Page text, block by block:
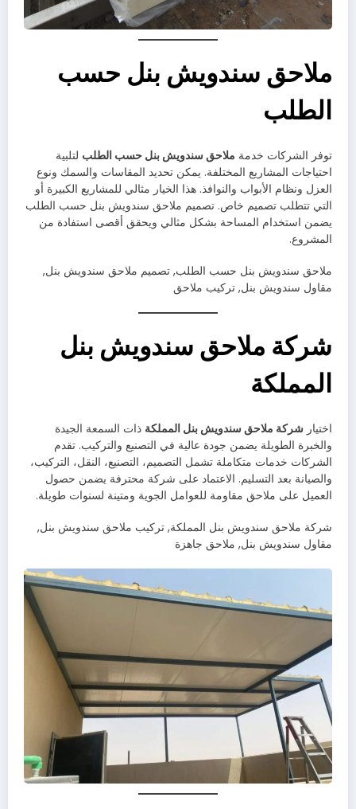
ملاحق سندويش بنل حسب
الطلب
توفر الشركات خدمة ملاحق سندويش بنل حسب الطلب لتلبية
احتياجات المشاريع المختلفة. يمكن تحديد المقاسات والسمك ونوع
العزل ونظام الأبواب والنوافذ. هذا الخيار مثالي للمشاريع الكبيرة أو
التي تتطلب تصميم خاص. تصميم ملاحق سندويش بنل حسب الطلب
يضمن استخدام المساحة بشكل مثالي ويحقق أقصى استفادة من
المشروع.
ملاحق سندويش بنل حسب الطلب, تصميم ملاحق سندويش بنل,
مقاول سندويش بنل, تركيب ملاحق
شركة ملاحق سندويش بنل
المملكة
اختيار شركة ملاحق سندويش بنل المملكة ذات السمعة الجيدة
والخبرة الطويلة يضمن جودة عالية في التصنيع والتركيب. تقدم
الشركات خدمات متكاملة تشمل التصميم، التصنيع، النقل، التركيب،
والصيانة بعد التسليم. الاعتماد على شركة محترفة يضمن حصول
العميل على ملاحق مقاومة للعوامل الجوية ومتينة لسنوات طويلة.
شركة ملاحق سندويش بنل المملكة, تركيب ملاحق سندويش بنل,
مقاول سندويش بنل, ملاحق جاهزة